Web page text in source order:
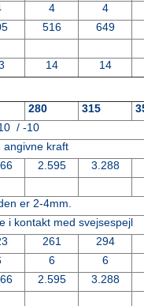
4 4
516 649
14 14
280 315
/ -10
kraft
2.595 3.288
er 2-4mm.
i kontakt med svejsespejl
261 294
6 6
2.595 3.288